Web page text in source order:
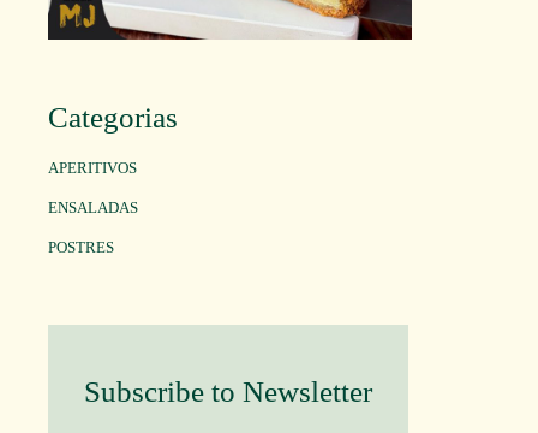
Categorias
APERITIVOS
ENSALADAS
POSTRES
Subscribe to Newsletter